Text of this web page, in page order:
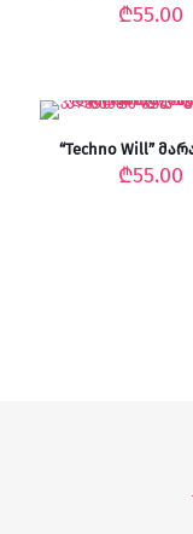
₾55.00
“Techno Will”
₾55.00